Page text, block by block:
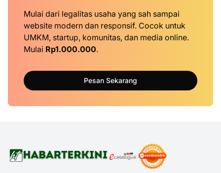
Mulai dari legalitas usaha yang sah sampai
website modern dan responsif. Cocok untuk
UMKM, startup, komunitas, dan media online.
Mulai Rp1.000.000.
Pesan Sekarang